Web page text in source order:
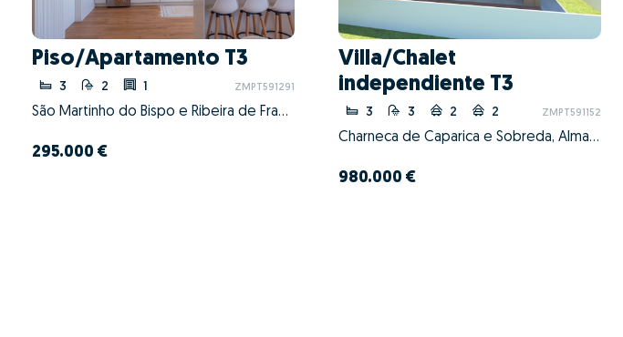
Piso/Apartamento T3
3 2 1 ZMPT591291
São Martinho do Bispo e Ribeira de Frades, Coimbra, Coimbra
295.000 €
Villa/Chalet
independiente T3
3 3 2 2 ZMPT591152
Charneca de Caparica e Sobreda, Almada, Setúbal
980.000 €